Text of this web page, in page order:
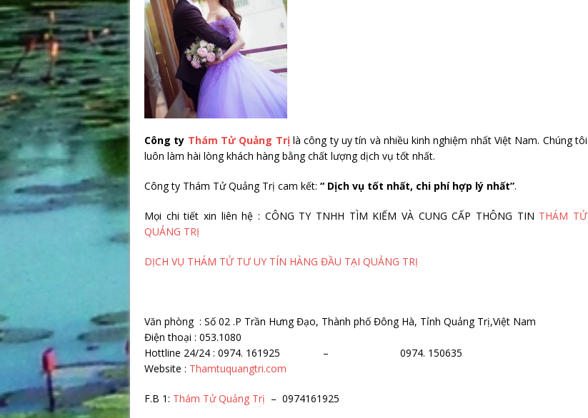
Công ty Thám Tử Quảng Trị là công ty uy tín và nhiều kinh nghiệm nhất Việt Nam. Chúng tôi
luôn làm hài lòng khách hàng bằng chất lượng dịch vụ tốt nhất.
Công ty Thám Tử Quảng Trị cam kết: “ Dịch vụ tốt nhất, chi phí hợp lý nhất”.
Mọi chi tiết xin liên hệ : CÔNG TY TNHH TÌM KIẾM VÀ CUNG CẤP THÔNG TIN THÁM TỬ
QUẢNG TRỊ
DỊCH VỤ THÁM TỬ TƯ UY TÍN HÀNG ĐẦU TẠI QUẢNG TRỊ
Văn phòng : Số 02 .P Trần Hưng Đạo, Thành phố Đông Hà, Tỉnh Quảng Trị,Việt Nam
Điện thoại : 053.1080
Hottline 24/24 : 0974. 161925 – 0974. 150635
Website : Thamtuquangtri.com
F.B 1: Thám Tử Quảng Trị – 0974161925